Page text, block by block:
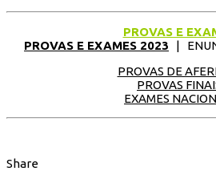
PROVAS E
PROVAS E EXAMES 2023 |
PROVAS DE
PROVAS
EXAMES
Share